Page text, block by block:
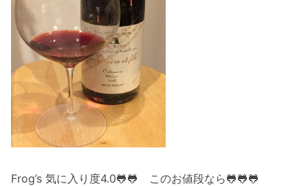
Frog’s 気に入り度4.0🐸🐸 このお値段なら🐸🐸🐸